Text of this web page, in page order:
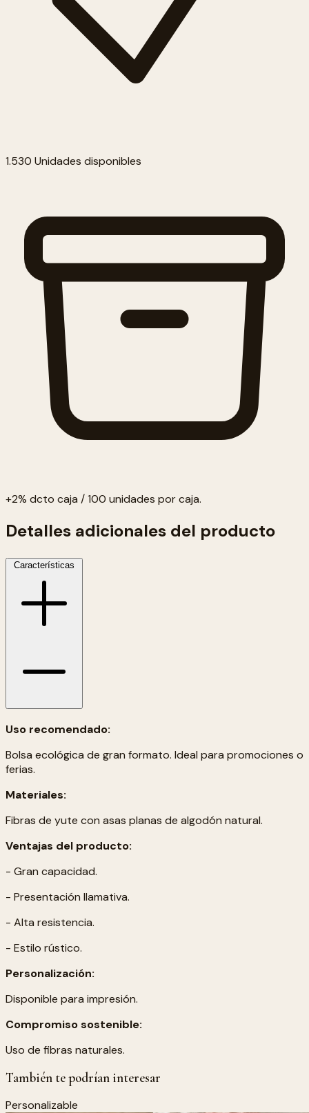
1.530 Unidades disponibles
+2% dcto caja / 100 unidades por caja.
Detalles adicionales del producto
Características
Uso recomendado:
Bolsa ecológica de gran formato. Ideal para promociones o
ferias.
Materiales:
Fibras de yute con asas planas de algodón natural.
Ventajas del producto:
- Gran capacidad.
- Presentación llamativa.
- Alta resistencia.
- Estilo rústico.
Personalización:
Disponible para impresión.
Compromiso sostenible:
Uso de fibras naturales.
También te podrían interesar
Personalizable